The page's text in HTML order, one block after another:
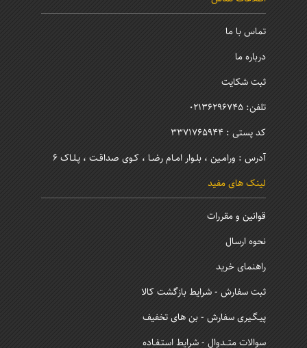
تماس با ما
درباره ما
ثبت شکایت
تلفن: 02136296745
کد پستی : 3371765944
آدرس : ورامـین ، بلـوار امـام رضـا ، کـوی صداقـت ، پـلـاک 6
لینک های مفید
قوانین و مقررات
نحوه ارسال
راهنمای خرید
ثبت سفارش - شرایط بازگشت کالا
پیـگـیری سفارش - بن های تخفیف
سوالات متــدوال - شرایط استـفـاده